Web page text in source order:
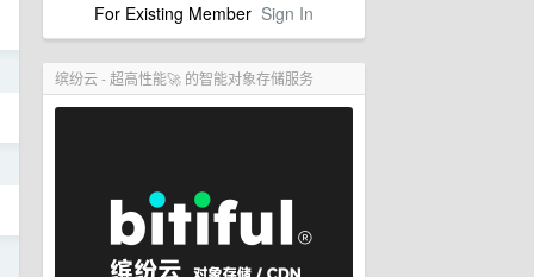
For Existing Member Sign In
缤纷云 - 超高性能🚀 的智能对象存储服务